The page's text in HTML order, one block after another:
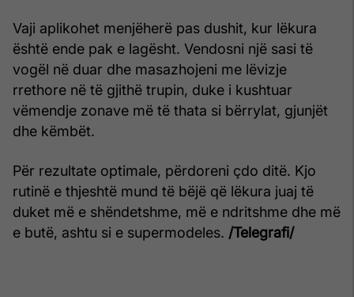
Vaji aplikohet menjëherë pas dushit, kur lëkura
është ende pak e lagësht. Vendosni një sasi të
vogël në duar dhe masazhojeni me lëvizje
rrethore në të gjithë trupin, duke i kushtuar
vëmendje zonave më të thata si bërrylat, gjunjët
dhe këmbët.
Për rezultate optimale, përdoreni çdo ditë. Kjo
rutinë e thjeshtë mund të bëjë që lëkura juaj të
duket më e shëndetshme, më e ndritshme dhe më
e butë, ashtu si e supermodeles. /Telegrafi/